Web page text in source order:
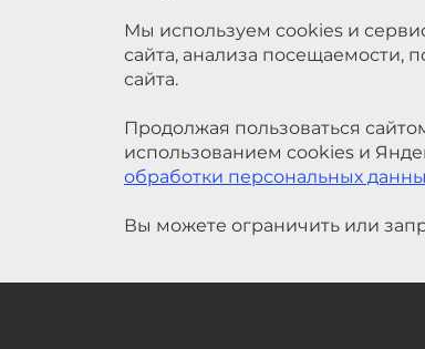
Мы используем cookies и
сайта, анализа посещаемости,
сайта.
Продолжая пользоваться
использованием cookies и
обработки персональных
Вы можете ограничить или